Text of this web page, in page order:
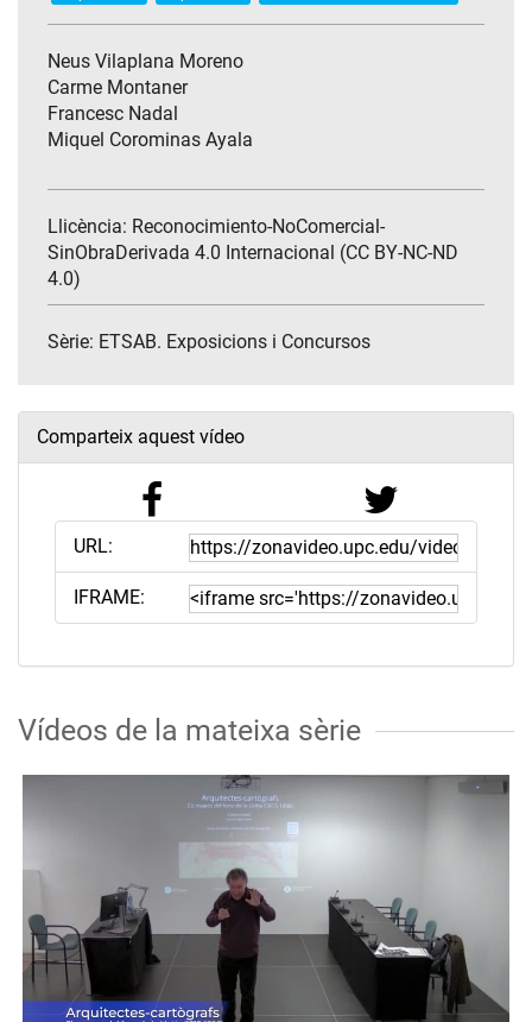
Neus Vilaplana Moreno
Carme Montaner
Francesc Nadal
Miquel Corominas Ayala
Llicència: Reconocimiento-NoComercial-
SinObraDerivada 4.0 Internacional (CC BY-NC-ND
4.0)
Sèrie: ETSAB. Exposicions i Concursos
Comparteix aquest vídeo
URL:
IFRAME:
Vídeos de la mateixa sèrie